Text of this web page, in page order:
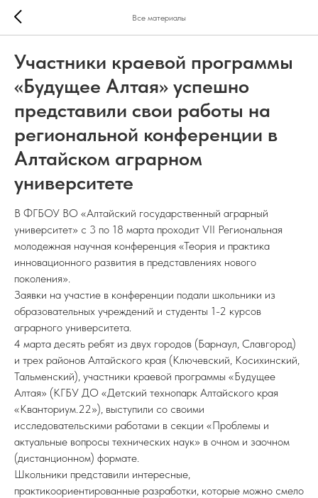
Все материалы
Участники краевой программы
«Будущее Алтая» успешно
представили свои работы на
региональной конференции в
Алтайском аграрном
университете
В ФГБОУ ВО «Алтайский государственный аграрный
университет» с 3 по 18 марта проходит VII Региональная
молодежная научная конференция «Теория и практика
инновационного развития в представлениях нового
поколения».
Заявки на участие в конференции подали школьники из
образовательных учреждений и студенты 1-2 курсов
аграрного университета.
4 марта десять ребят из двух городов (Барнаул, Славгород)
и трех районов Алтайского края (Ключевский, Косихинский,
Тальменский), участники краевой программы «Будущее
Алтая» (КГБУ ДО «Детский технопарк Алтайского края
«Кванториум.22»), выступили со своими
исследовательскими работами в секции «Проблемы и
актуальные вопросы технических наук» в очном и заочном
(дистанционном) формате.
Школьники представили интересные,
практикоориентированные разработки, которые можно смело